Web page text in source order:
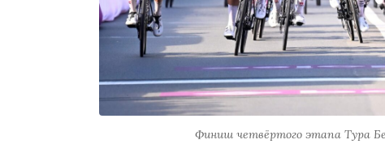
Финиш четвёртого этапа Тура